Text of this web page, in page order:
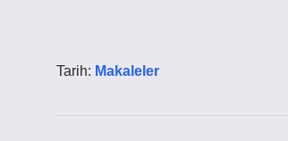
Tarih: Makaleler